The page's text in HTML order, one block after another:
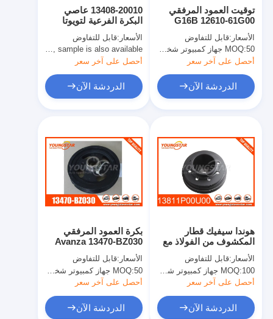
13408-20010 عاصي
البكرة الفرعية لتويوتا
1MZ
الأسعار:قابل للتفاوض
10pcs , sample is also available
أحصل على آخر سعر
الدردشة الآن
توقيت العمود المرفقي
G16B 12610-61G00
الأسعار:قابل للتفاوض
MOQ:50 جهاز كمبيوتر شخصى
أحصل على آخر سعر
الدردشة الآن
بكرة العمود المرفقي
Avanza 13470-BZ030
13470-BZ030
الأسعار:قابل للتفاوض
MOQ:50 جهاز كمبيوتر شخصى
أحصل على آخر سعر
الدردشة الآن
هوندا سيفيك قطار
المكشوف من الفولاذ مع
OEM 13811-P00-U00
الأسعار:قابل للتفاوض
MOQ:100 جهاز كمبيوتر شخصى
أحصل على آخر سعر
الدردشة الآن